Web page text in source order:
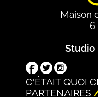
Maison
6
Studio
C'ÉTAIT QUOI
PARTENAIRES